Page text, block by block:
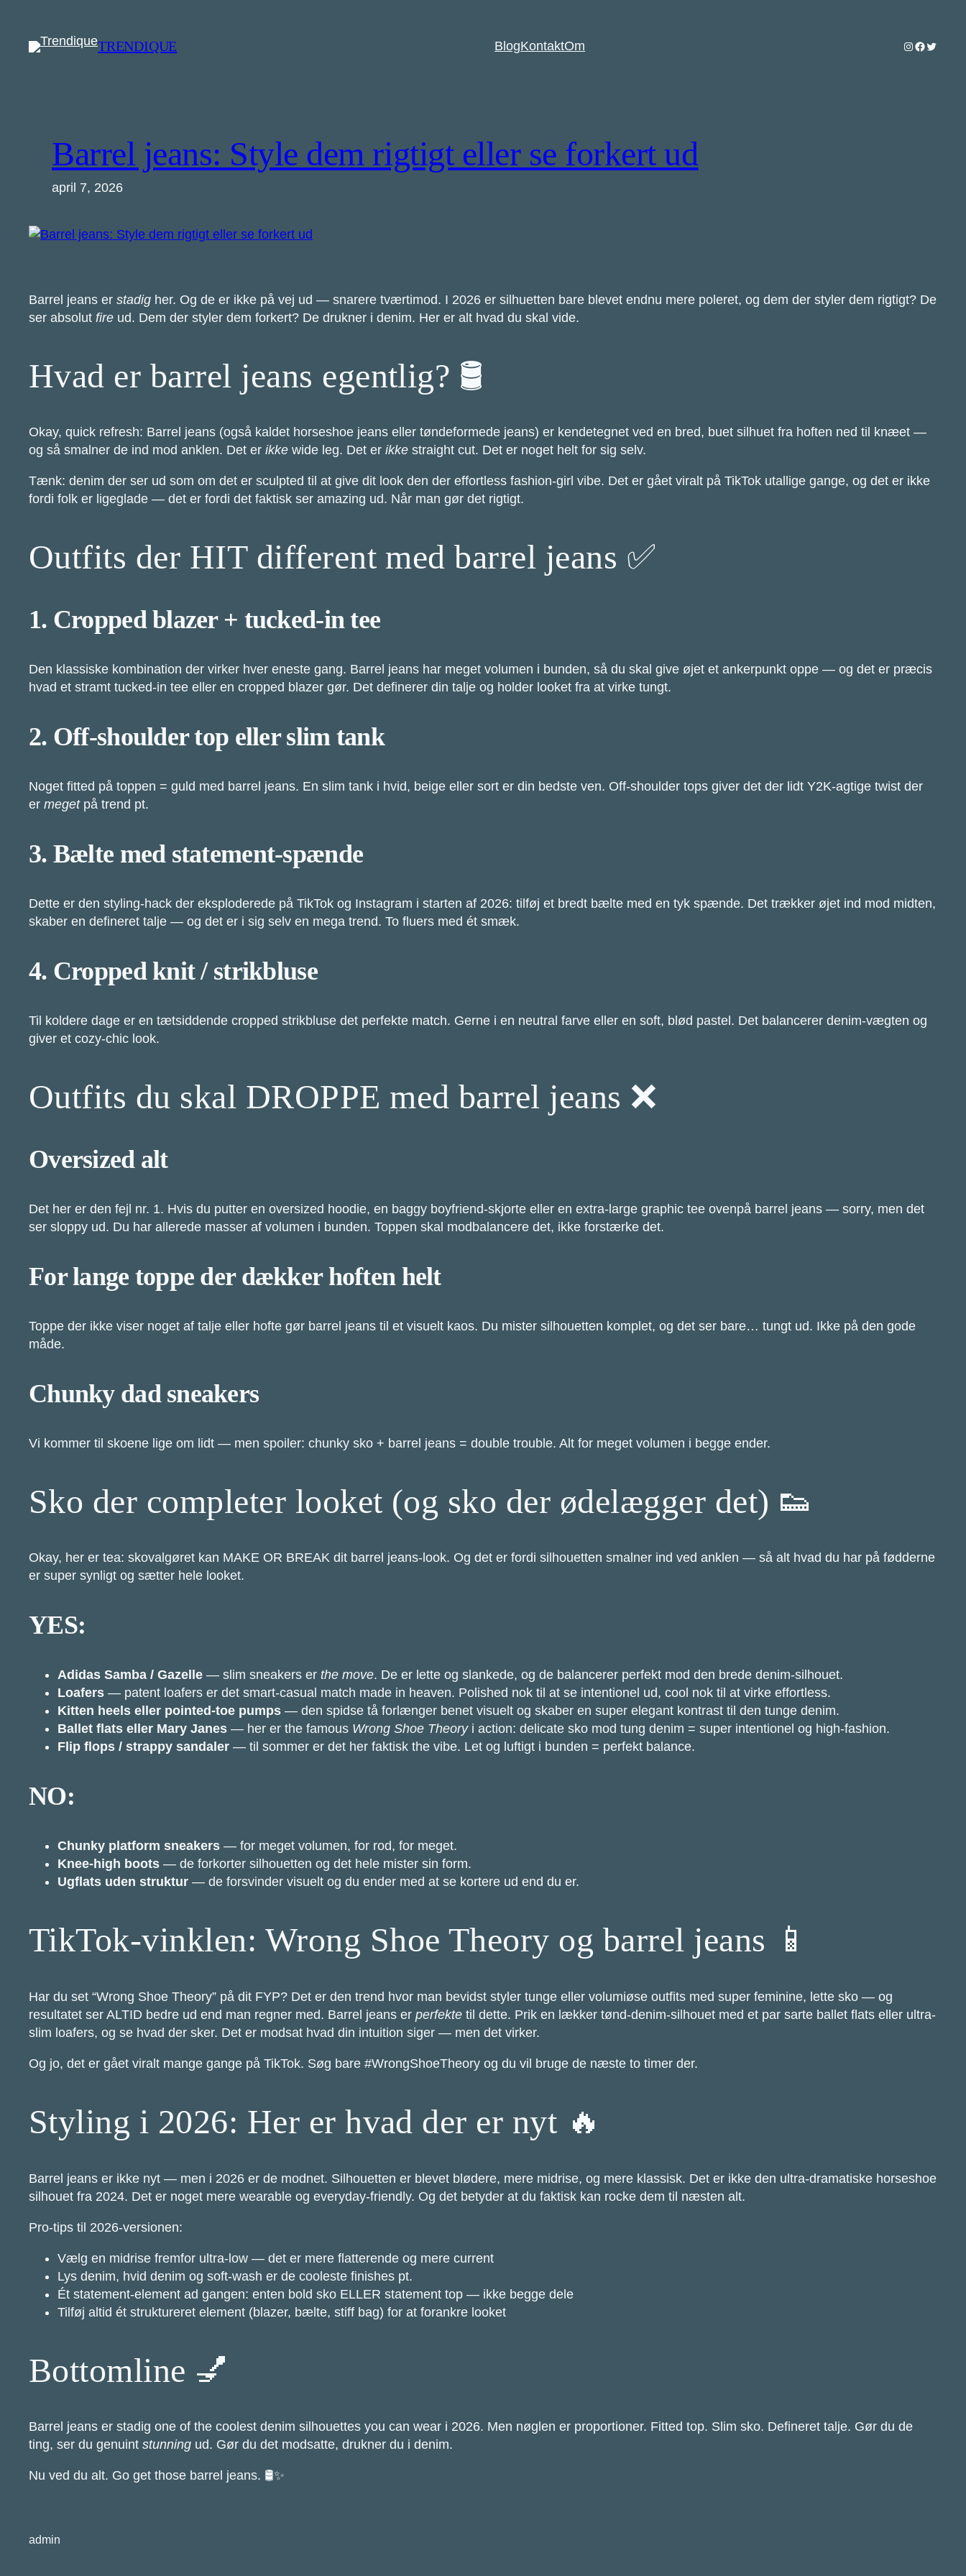
indhold
TRENDIQUE BlogKontaktOm Instagram
Facebook
Twitter
Barrel jeans: Style dem rigtigt eller se forkert ud
april 7, 2026
Barrel jeans er stadig her. Og de er ikke på vej ud — snarere tværtimod. I 2026 er silhuetten bare blevet endnu mere poleret, og dem der styler dem rigtigt? De
ser absolut fire ud. Dem der styler dem forkert? De drukner i denim. Her er alt hvad du skal vide.
Hvad er barrel jeans egentlig? 🛢️
Okay, quick refresh: Barrel jeans (også kaldet horseshoe jeans eller tøndeformede jeans) er kendetegnet ved en bred, buet silhuet fra hoften ned til knæet —
og så smalner de ind mod anklen. Det er ikke wide leg. Det er ikke straight cut. Det er noget helt for sig selv.
Tænk: denim der ser ud som om det er sculpted til at give dit look den der effortless fashion-girl vibe. Det er gået viralt på TikTok utallige gange, og det er ikke
fordi folk er ligeglade — det er fordi det faktisk ser amazing ud. Når man gør det rigtigt.
Outfits der HIT different med barrel jeans ✅
1. Cropped blazer + tucked-in tee
Den klassiske kombination der virker hver eneste gang. Barrel jeans har meget volumen i bunden, så du skal give øjet et ankerpunkt oppe — og det er præcis
hvad et stramt tucked-in tee eller en cropped blazer gør. Det definerer din talje og holder looket fra at virke tungt.
2. Off-shoulder top eller slim tank
Noget fitted på toppen = guld med barrel jeans. En slim tank i hvid, beige eller sort er din bedste ven. Off-shoulder tops giver det der lidt Y2K-agtige twist der
er megetpå trend pt.
3. Bælte med statement-spænde
Dette er den styling-hack der eksploderede på TikTok og Instagram i starten af 2026: tilføj et bredt bælte med en tyk spænde. Det trækker øjet ind mod midten,
skaber en defineret talje — og det er i sig selv en mega trend. To fluers med ét smæk.
4. Cropped knit / strikbluse
Til koldere dage er en tætsiddende cropped strikbluse det perfekte match. Gerne i en neutral farve eller en soft, blød pastel. Det balancerer denim-vægten og
giver et cozy-chic look.
Outfits du skal DROPPE med barrel jeans ❌
Oversized alt
Det her er den fejl nr. 1. Hvis du putter en oversized hoodie, en baggy boyfriend-skjorte eller en extra-large graphic tee ovenpå barrel jeans — sorry, men det
ser sloppy ud. Du har allerede masser af volumen i bunden. Toppen skal modbalancere det, ikke forstærke det.
For lange toppe der dækker hoften helt
Toppe der ikke viser noget af talje eller hofte gør barrel jeans til et visuelt kaos. Du mister silhouetten komplet, og det ser bare… tungt ud. Ikke på den gode
måde.
Chunky dad sneakers
Vi kommer til skoene lige om lidt — men spoiler: chunky sko + barrel jeans = double trouble. Alt for meget volumen i begge ender.
Sko der completer looket (og sko der ødelægger det) 👟
Okay, her er tea: skovalgøret kan MAKE OR BREAK dit barrel jeans-look. Og det er fordi silhouetten smalner ind ved anklen — så alt hvad du har på fødderne
er super synligt og sætter hele looket.
YES:
Adidas Samba / Gazelle — slim sneakers er the move. De er lette og slankede, og de balancerer perfekt mod den brede denim-silhouet.
Loafers — patent loafers er det smart-casual match made in heaven. Polished nok til at se intentionel ud, cool nok til at virke effortless.
Kitten heels eller pointed-toe pumps — den spidse tå forlænger benet visuelt og skaber en super elegant kontrast til den tunge denim.
Ballet flats eller Mary Janes — her er the famous Wrong Shoe Theoryi action: delicate sko mod tung denim = super intentionel og high-fashion.
Flip flops / strappy sandaler — til sommer er det her faktisk the vibe. Let og luftigt i bunden = perfekt balance.
NO:
Chunky platform sneakers — for meget volumen, for rod, for meget.
Knee-high boots — de forkorter silhouetten og det hele mister sin form.
Ugflats uden struktur — de forsvinder visuelt og du ender med at se kortere ud end du er.
TikTok-vinklen: Wrong Shoe Theory og barrel jeans 📱
Har du set “Wrong Shoe Theory” på dit FYP? Det er den trend hvor man bevidst styler tunge eller volumiøse outfits med super feminine, lette sko — og
resultatet ser ALTID bedre ud end man regner med. Barrel jeans er perfekte til dette. Prik en lækker tønd-denim-silhouet med et par sarte ballet flats eller ultra-
slim loafers, og se hvad der sker. Det er modsat hvad din intuition siger — men det virker.
Og jo, det er gået viralt mange gange på TikTok. Søg bare #WrongShoeTheory og du vil bruge de næste to timer der.
Styling i 2026: Her er hvad der er nyt 🔥
Barrel jeans er ikke nyt — men i 2026 er de modnet. Silhouetten er blevet blødere, mere midrise, og mere klassisk. Det er ikke den ultra-dramatiske horseshoe
silhouet fra 2024. Det er noget mere wearable og everyday-friendly. Og det betyder at du faktisk kan rocke dem til næsten alt.
Pro-tips til 2026-versionen:
Vælg en midrise fremfor ultra-low — det er mere flatterende og mere current
Lys denim, hvid denim og soft-wash er de cooleste finishes pt.
Ét statement-element ad gangen: enten bold sko ELLER statement top — ikke begge dele
Tilføj altid ét struktureret element (blazer, bælte, stiff bag) for at forankre looket
Bottomline 💅
Barrel jeans er stadig one of the coolest denim silhouettes you can wear i 2026. Men nøglen er proportioner. Fitted top. Slim sko. Defineret talje. Gør du de
ting, ser du genuint stunning ud. Gør du det modsatte, drukner du i denim.
Nu ved du alt. Go get those barrel jeans. 🛢️✨
admin